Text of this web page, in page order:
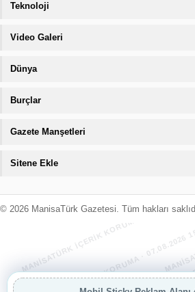
Teknoloji
Video Galeri
Dünya
Burçlar
Gazete Manşetleri
Sitene Ekle
© 2026 ManisaTürk Gazetesi. Tüm hakları
MANİSATÜRK İÇERİK KORUMA ·
MANİSATÜRK İÇERİK KORUMA ·